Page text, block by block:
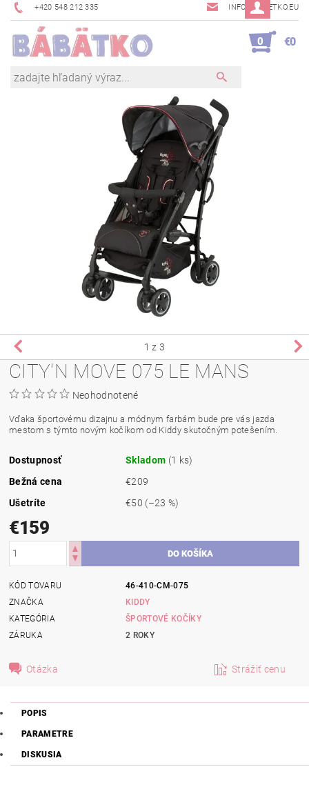
+420 548 212 335 INFO@BABETKO.EU
0 €0
1 z 3
CITY'N MOVE 075 LE MANS
Neohodnotené
Vďaka športovému dizajnu a módnym farbám bude pre vás jazda
mestom s týmto novým kočíkom od Kiddy skutočným potešením.
Dostupnosť Skladom (1 ks)
Bežná cena
€209
Ušetríte
€50 (–23 %)
€159
KÓD TOVARU
46-410-CM-075
ZNAČKA
KIDDY
KATEGÓRIA
ŠPORTOVÉ KOČÍKY
ZÁRUKA
2 ROKY
Otázka Strážiť cenu
POPIS
PARAMETRE
DISKUSIA